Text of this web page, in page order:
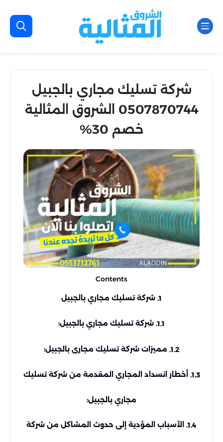
شركة تسليك مجاري بالجبيل
0507870744 الشروق المثالية
خصم 30%
Contents
1. شركة تسليك مجاري بالجبيل
1.1. شركة تسليك مجاري بالجبيل:
1.2. مميزات شركة تسليك مجارى بالجبيل:
1.3. أخطار انسداد المجاري المقدمة من شركة تسليك
مجاري بالجبيل:
1.4. الأسباب المؤدية إلى حدوث المشاكل من شركة